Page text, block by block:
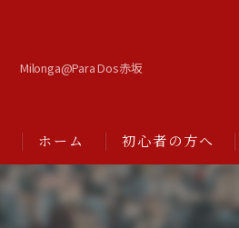
Milonga@Para Dos赤坂
ホーム 初心者の方へ